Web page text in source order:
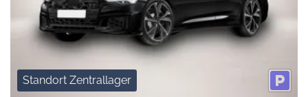
Standort Zentrallager